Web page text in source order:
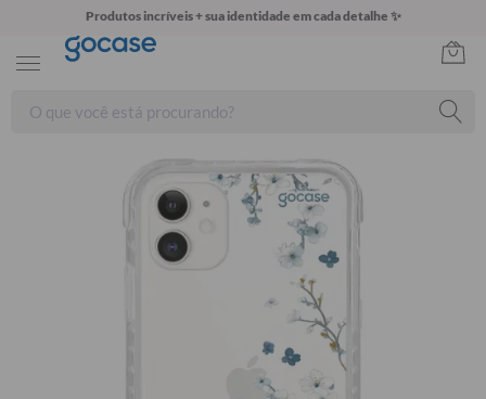
Produtos incríveis + sua identidade em cada detalhe ✨